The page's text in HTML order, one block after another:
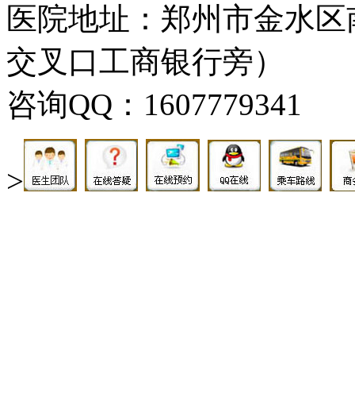
医院地址：郑州市金水
交叉口工商银行旁）
咨询QQ：1607779341
>